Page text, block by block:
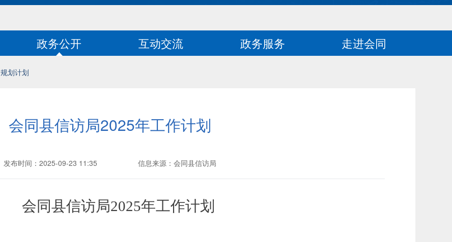
政务公开 互动交流 政务服务 走进会同
规划计划
会同县信访局2025年工作计划
发布时间：2025-09-23 11:35 信息来源：会同县信访局
会同县信访局2025年工作计划